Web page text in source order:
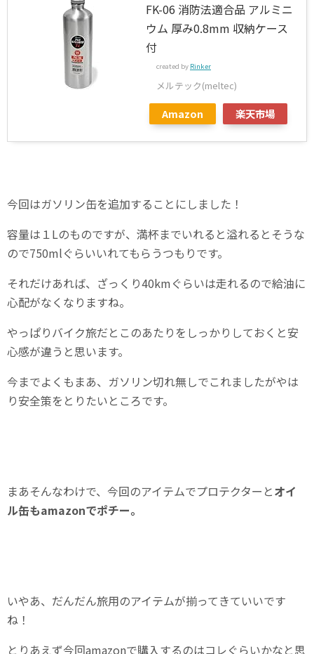
FK-06 消防法適合品 アルミニ
ウム 厚み0.8mm 収納ケース
付
created by Rinker
メルテック(meltec)
Amazon 楽天市場
今回はガソリン缶を追加することにしました！
容量は１Lのものですが、満杯までいれると溢れるとそうな
ので750mlぐらいいれてもらうつもりです。
それだけあれば、ざっくり40kmぐらいは走れるので給油に
心配がなくなりますね。
やっぱりバイク旅だとこのあたりをしっかりしておくと安
心感が違うと思います。
今までよくもまあ、ガソリン切れ無しでこれましたがやは
り安全策をとりたいところです。
まあそんなわけで、今回のアイテムでプロテクターとオイ
ル缶もamazonでポチー。
いやあ、だんだん旅用のアイテムが揃ってきていいです
ね！
とりあえず今回amazonで購入するのはコレぐらいかなと思